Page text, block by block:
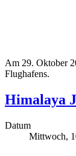
Am 29. Oktober
Flughafens.
Himalaya
Datum
Mittwoch,